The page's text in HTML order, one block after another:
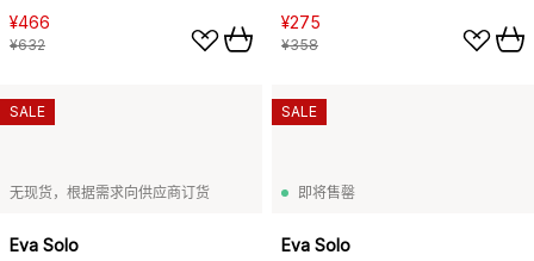
¥466
¥632
¥275
¥358
无现货，根据需求向供应商订货
Eva Solo
SALE
即将售罄
Eva Solo
SALE